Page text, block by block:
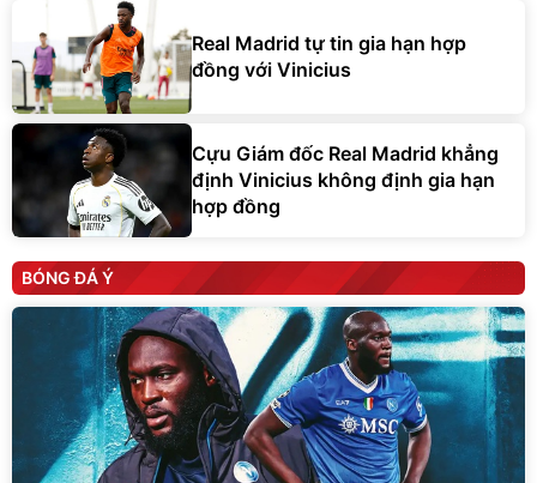
Real Madrid tự tin gia hạn hợp
đồng với Vinicius
Cựu Giám đốc Real Madrid khẳng
định Vinicius không định gia hạn
hợp đồng
BÓNG ĐÁ Ý